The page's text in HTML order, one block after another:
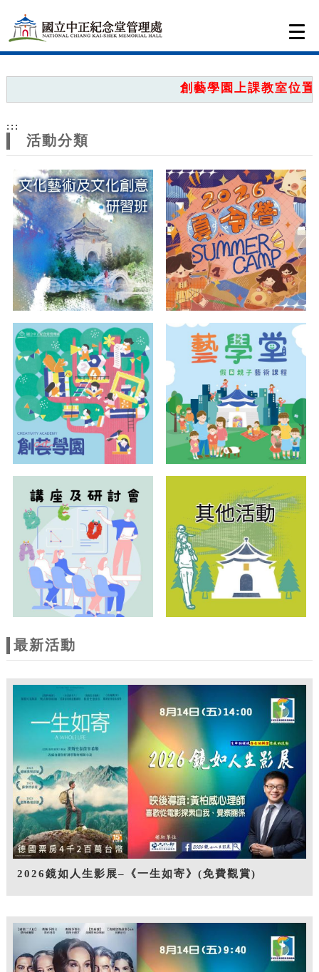
網
站
主
題
創藝學園上課教室位置圖
:::
活動分類
最新活動
2026鏡如人生影展–《一生如寄》(免費觀賞)